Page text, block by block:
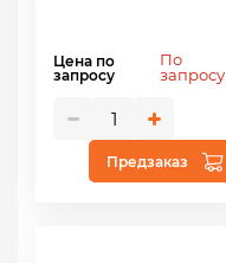
Цена по
запросу
По
запросу
Предзаказ